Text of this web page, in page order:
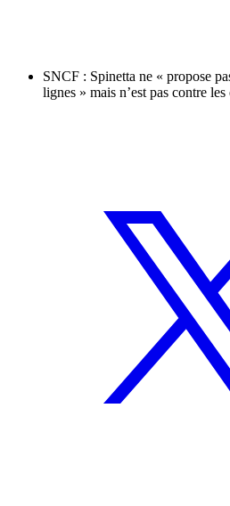
SNCF : Spinetta ne « propose
lignes » mais n’est pas contre les